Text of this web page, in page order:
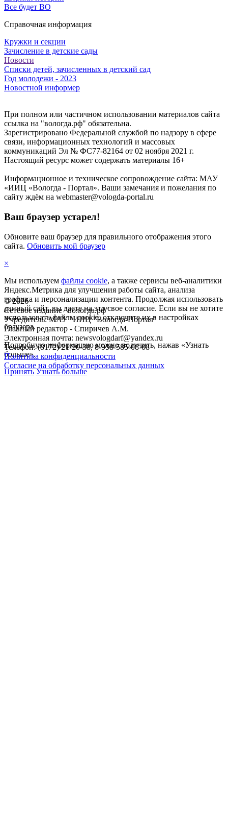
Все будет ВО
Справочная информация
Кружки и секции
Зачисление в детские сады
Новости
Списки детей, зачисленных в детский сад
Год молодежи - 2023
©2026
Сетевое издание "вологда.рф"
Учредитель: МАУ "ИИЦ "Вологда-Портал"
Главный редактор - Спиричев А.М.
Электронная почта: newsvologdarf@yandex.ru
Телефон: (8172) 21-20-38, 8-958-585-08-08
Политика конфиденциальности
Согласие на обработку персональных данных
Новостной информер
При полном или частичном использовании материалов сайта
ссылка на "вологда.рф" обязательна.
Зарегистрировано Федеральной службой по надзору в сфере
связи, информационных технологий и массовых
коммуникаций Эл № ФС77-82164 от 02 ноября 2021 г.
Настоящий ресурс может содержать материалы 16+
Информационное и техническое сопровождение сайта: МАУ
«ИИЦ «Вологда - Портал». Ваши замечания и пожелания по
сайту ждём на webmaster@vologda-portal.ru
Ваш браузер устарел!
Обновите ваш браузер для правильного отображения этого
сайта. Обновить мой браузер
×
Мы используем файлы cookie, а также сервисы веб-аналитики
Яндекс.Метрика для улучшения работы сайта, анализа
трафика и персонализации контента. Продолжая использовать
данный сайт, вы даете на это свое согласие. Если вы не хотите
использовать файлы cookie, отключите их в настройках
браузера.
Подробную информацию можно получить, нажав «Узнать
больше».
Принять Узнать больше